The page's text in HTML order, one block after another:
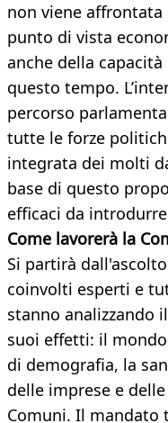
non viene
punto di vista
anche della
questo tempo.
percorso
tutte le forze
integrata dei molti
base di questo
efficaci da
Come lavorerà la
Si partirà
coinvolti esperti e
stanno analizzando
suoi effetti: il
di demografia, la
delle imprese e
Comuni. Il mandato